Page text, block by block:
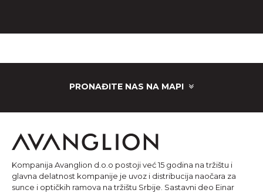
PRONAĐITE NAS NA MAPI
Kompanija Avanglion d.o.o postoji već 15 godina na tržištu i
glavna delatnost kompanije je uvoz i distribucija naočara za
sunce i optičkih ramova na tržištu Srbije. Sastavni deo Einar